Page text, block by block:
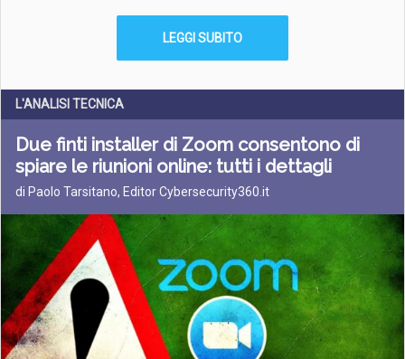
LEGGI SUBITO
L'ANALISI TECNICA
Due finti installer di Zoom consentono di
spiare le riunioni online: tutti i dettagli
di Paolo Tarsitano, Editor Cybersecurity360.it